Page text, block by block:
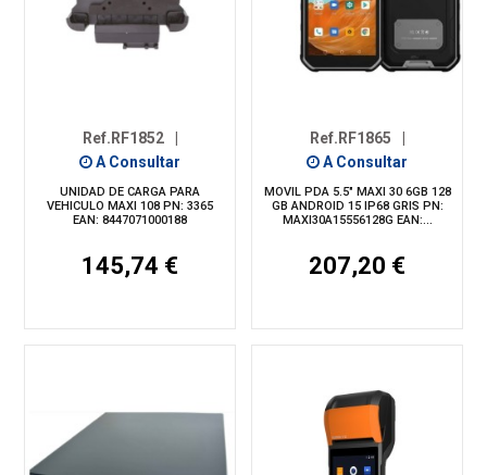
Ref.RF1852
A Consultar
UNIDAD DE CARGA PARA
VEHICULO MAXI 108 PN: 3365
EAN: 8447071000188
145,74 €
Ref.RF1865
A Consultar
MOVIL PDA 5.5" MAXI 30 6GB 128
GB ANDROID 15 IP68 GRIS PN:
MAXI30A15556128G EAN:...
207,20 €